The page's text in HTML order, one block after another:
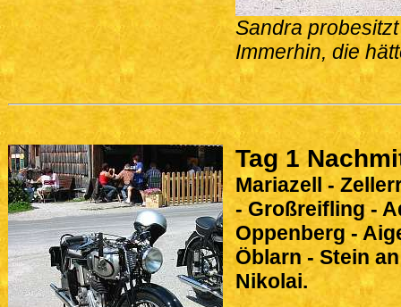
Sandra
Immerhin, die
Tag 1
Mariazell -
- Großreifling -
Oppenberg -
Öblarn - Stein
Nikolai.